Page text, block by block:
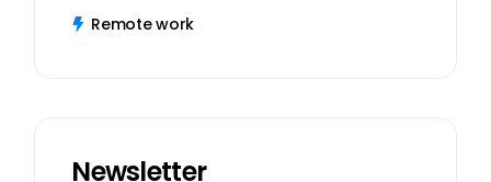
Remote work
Newsletter